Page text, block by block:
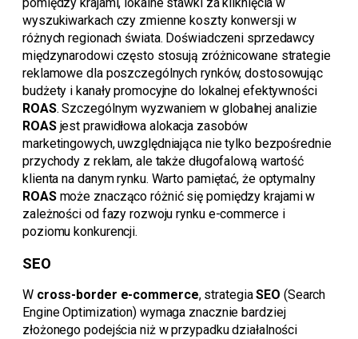
wyszukiwarkach czy zmienne koszty konwersji w
różnych regionach świata. Doświadczeni sprzedawcy
międzynarodowi często stosują zróżnicowane strategie
reklamowe dla poszczególnych rynków, dostosowując
budżety i kanały promocyjne do lokalnej efektywności
ROAS. Szczególnym wyzwaniem w globalnej analizie
ROASjest prawidłowa alokacja zasobów
marketingowych, uwzględniająca nie tylko bezpośrednie
przychody z reklam, ale także długofalową wartość
klienta na danym rynku. Warto pamiętać, że optymalny
ROASmoże znacząco różnić się pomiędzy krajami w
zależności od fazy rozwoju rynku e-commerce i
poziomu konkurencji.
SEO
W cross-border e-commerce, strategiaSEO (Search
Engine Optimization) wymaga znacznie bardziej
złożonego podejścia niż w przypadku działalności